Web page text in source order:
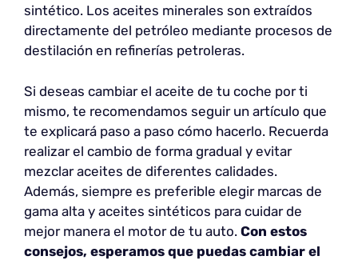
sintético. Los aceites minerales son extraídos
directamente del petróleo mediante procesos de
destilación en refinerías petroleras.
Si deseas cambiar el aceite de tu coche por ti
mismo, te recomendamos seguir un artículo que
te explicará paso a paso cómo hacerlo. Recuerda
realizar el cambio de forma gradual y evitar
mezclar aceites de diferentes calidades.
Además, siempre es preferible elegir marcas de
gama alta y aceites sintéticos para cuidar de
mejor manera el motor de tu auto. Con estos
consejos, esperamos que puedas cambiar el